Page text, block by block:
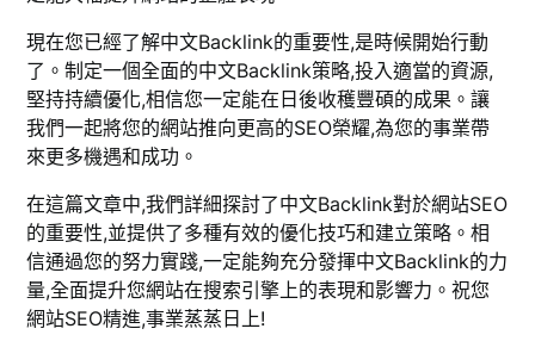
現在您已經了解中文Backlink的重要性,是時候開始行動
了。制定一個全面的中文Backlink策略,投入適當的資源,
堅持持續優化,相信您一定能在日後收穫豐碩的成果。讓
我們一起將您的網站推向更高的SEO榮耀,為您的事業帶
來更多機遇和成功。
在這篇文章中,我們詳細探討了中文Backlink對於網站SEO
的重要性,並提供了多種有效的優化技巧和建立策略。相
信通過您的努力實踐,一定能夠充分發揮中文Backlink的力
量,全面提升您網站在搜索引擎上的表現和影響力。祝您
網站SEO精進,事業蒸蒸日上!